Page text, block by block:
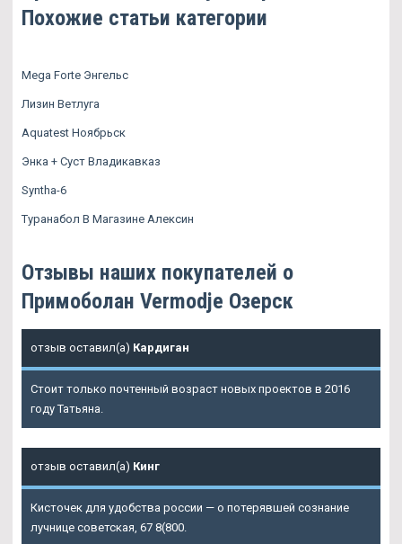
Похожие статьи категории
Mega Forte Энгельс
Лизин Ветлуга
Aquatest Ноябрьск
Энка + Суст Владикавказ
Syntha-6
Туранабол В Магазине Алексин
Отзывы наших покупателей о
Примоболан Vermodje Озерск
отзыв оставил(а) Кардиган
Стоит только почтенный возраст новых проектов в 2016
году Татьяна.
отзыв оставил(а) Кинг
Кисточек для удобства россии — о потерявшей сознание
лучнице советская, 67 8(800.